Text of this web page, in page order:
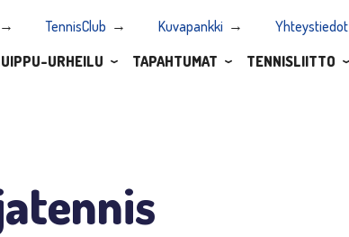
TennisClub Kuvapankki Yhteystiedot
URHEILU TAPAHTUMAT TENNISLIITTO